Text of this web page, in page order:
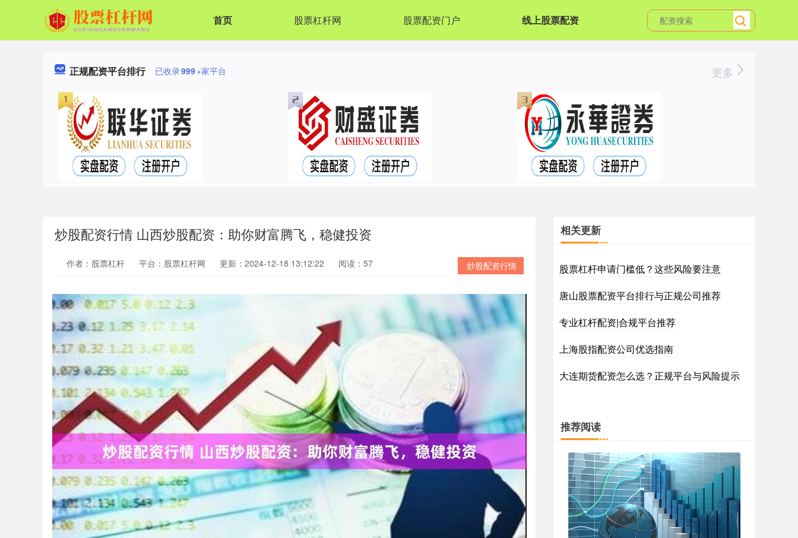
首页 股票杠杆网 股票配资门户 线上股票配资
正规配资平台排行 已收录999+家平台 更多
炒股配资行情 山西炒股配资：助你财富腾飞，稳健投资
炒股配资行情
作者：股票杠杆 平台：股票杠杆网 更新：2024-12-18 13:12:22 阅读：57
相关更新
股票杠杆申请门槛低？这些风险要注意
唐山股票配资平台排行与正规公司推荐
专业杠杆配资|合规平台推荐
上海股指配资公司优选指南
大连期货配资怎么选？正规平台与风险提示
推荐阅读